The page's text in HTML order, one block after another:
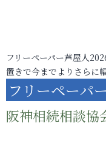
フリーペーパー芦屋人
置きで今までよりさらに
フリーペーパ
阪神相続相談協